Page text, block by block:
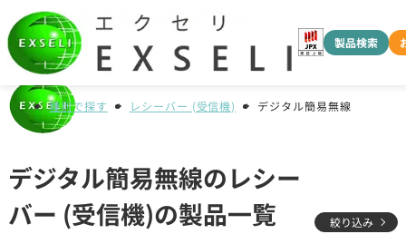
製品検索
種別で探す レシーバー (受信機) デジタル簡易無線
デジタル簡易無線のレシー
バー (受信機)の製品一覧
絞り込み